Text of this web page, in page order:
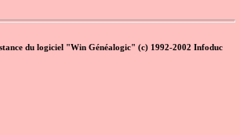
du logiciel "Win Généalogic" (c) 1992-2002 Infoduc